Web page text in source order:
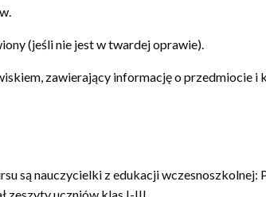
(jeśli nie jest w twardej oprawie).
zawierający informację o przedmiocie i
są nauczycielki z edukacji wczesnoszkolnej: